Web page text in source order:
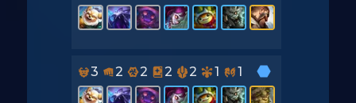
3 2 2 2 2 1 1